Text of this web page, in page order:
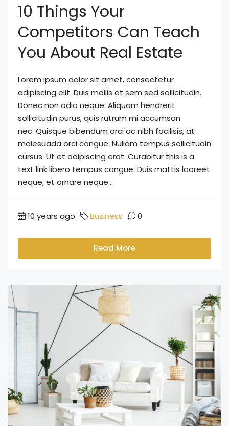
10 Things Your
Competitors Can Teach
You About Real Estate
Lorem ipsum dolor sit amet, consectetur
adipiscing elit. Duis mollis et sem sed sollicitudin.
Donec non odio neque. Aliquam hendrerit
sollicitudin purus, quis rutrum mi accumsan
nec. Quisque bibendum orci ac nibh facilisis, at
malesuada orci congue. Nullam tempus sollicitudin
cursus. Ut et adipiscing erat. Curabitur this is a
text link libero tempus congue. Duis mattis laoreet
neque, et ornare neque...
10 years ago Business 0
Read More